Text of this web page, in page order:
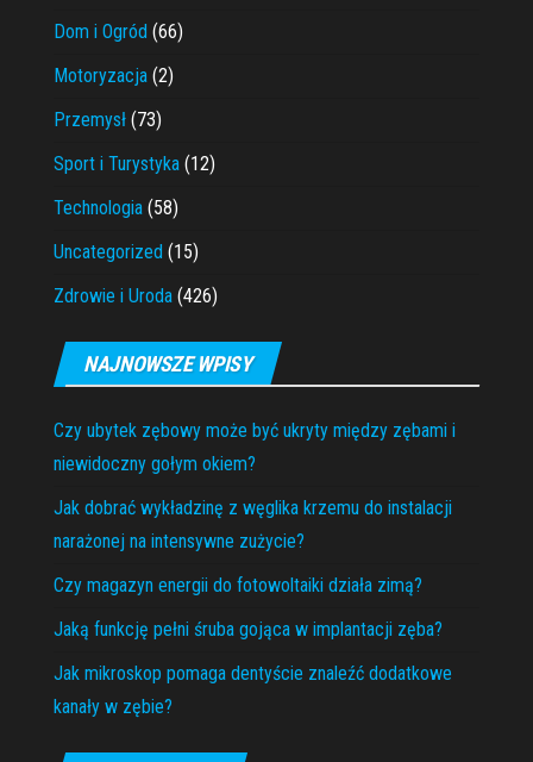
Dom i Ogród (66)
Motoryzacja (2)
Przemysł (73)
Sport i Turystyka (12)
Technologia (58)
Uncategorized (15)
Zdrowie i Uroda (426)
NAJNOWSZE WPISY
Czy ubytek zębowy może być ukryty między zębami i
niewidoczny gołym okiem?
Jak dobrać wykładzinę z węglika krzemu do instalacji
narażonej na intensywne zużycie?
Czy magazyn energii do fotowoltaiki działa zimą?
Jaką funkcję pełni śruba gojąca w implantacji zęba?
Jak mikroskop pomaga dentyście znaleźć dodatkowe
kanały w zębie?